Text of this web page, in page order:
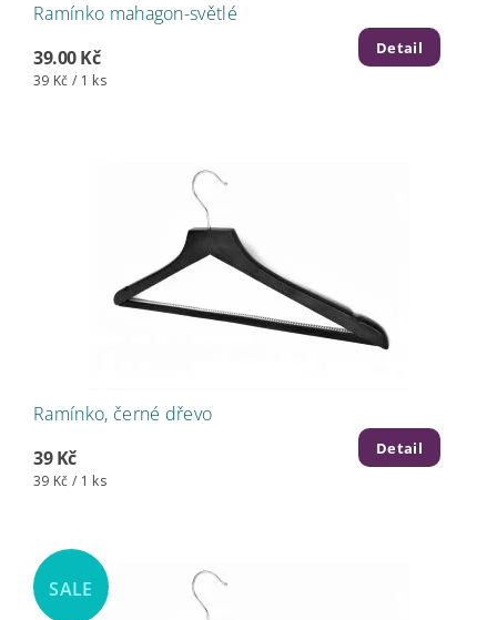
Ramínko mahagon-světlé
39.00 Kč
39 Kč / 1 ks
Detail
Ramínko, černé dřevo
39 Kč
39 Kč / 1 ks
Detail
SALE